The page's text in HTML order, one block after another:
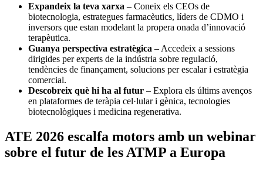
Expandeix la teva xarxa – Coneix els CEOs de
biotecnologia, estrategues farmacèutics, líders de CDMO i
inversors que estan modelant la propera onada d’innovació
terapèutica.
Guanya perspectiva estratègica – Accedeix a sessions
dirigides per experts de la indústria sobre regulació,
tendències de finançament, solucions per escalar i estratègia
comercial.
Descobreix què hi ha al futur – Explora els últims avenços
en plataformes de teràpia cel·lular i gènica, tecnologies
biotecnològiques i medicina regenerativa.
ATE 2026 escalfa motors amb un webinar
sobre el futur de les ATMP a Europa